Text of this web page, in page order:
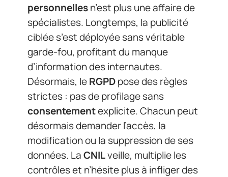
personnellesn’est plus une affaire de
spécialistes. Longtemps, la publicité
ciblée s’est déployée sans véritable
garde-fou, profitant du manque
d’information des internautes.
Désormais, leRGPDpose des règles
strictes : pas de profilage sans
consentementexplicite. Chacun peut
désormais demander l’accès, la
modification ou la suppression de ses
données. LaCNILveille, multiplie les
contrôles et n’hésite plus à infliger des